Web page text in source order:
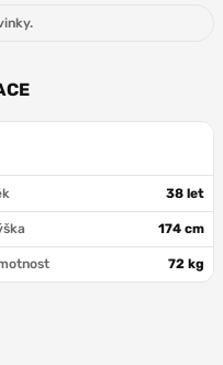
38 let
174 cm
72 kg